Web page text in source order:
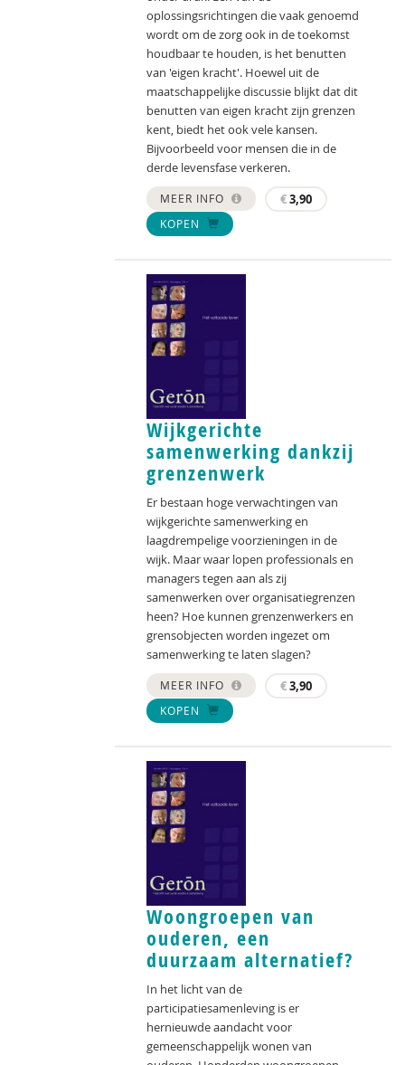
oplossingsrichtingen die vaak genoemd
wordt om de zorg ook in de toekomst
houdbaar te houden, is het benutten
van 'eigen kracht'. Hoewel uit de
maatschappelijke discussie blijkt dat dit
benutten van eigen kracht zijn grenzen
kent, biedt het ook vele kansen.
Bijvoorbeeld voor mensen die in de
derde levensfase verkeren.
MEER INFO €3,90
KOPEN
Wijkgerichte
samenwerking dankzij
grenzenwerk
Er bestaan hoge verwachtingen van
wijkgerichte samenwerking en
laagdrempelige voorzieningen in de
wijk. Maar waar lopen professionals en
managers tegen aan als zij
samenwerken over organisatiegrenzen
heen? Hoe kunnen grenzenwerkers en
grensobjecten worden ingezet om
samenwerking te laten slagen?
MEER INFO €3,90
KOPEN
Woongroepen van
ouderen, een
duurzaam alternatief?
In het licht van de
participatiesamenleving is er
hernieuwde aandacht voor
gemeenschappelijk wonen van